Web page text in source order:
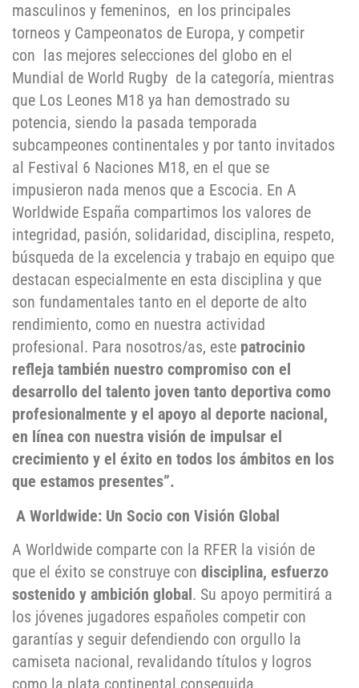
masculinos y femeninos, en los principales
torneos y Campeonatos de Europa, y competir
con las mejores selecciones del globo en el
Mundial de World Rugby de la categoría, mientras
que Los Leones M18 ya han demostrado su
potencia, siendo la pasada temporada
subcampeones continentales y por tanto invitados
al Festival 6 Naciones M18, en el que se
impusieron nada menos que a Escocia. En A
Worldwide España compartimos los valores de
integridad, pasión, solidaridad, disciplina, respeto,
búsqueda de la excelencia y trabajo en equipo que
destacan especialmente en esta disciplina y que
son fundamentales tanto en el deporte de alto
rendimiento, como en nuestra actividad
profesional. Para nosotros/as, este patrocinio
refleja también nuestro compromiso con el
desarrollo del talento joven tanto deportiva como
profesionalmente y el apoyo al deporte nacional,
en línea con nuestra visión de impulsar el
crecimiento y el éxito en todos los ámbitos en los
que estamos presentes”.
A Worldwide: Un Socio con Visión Global
A Worldwide comparte con la RFER la visión de
que el éxito se construye con disciplina, esfuerzo
sostenido y ambición global. Su apoyo permitirá a
los jóvenes jugadores españoles competir con
garantías y seguir defendiendo con orgullo la
camiseta nacional, revalidando títulos y logros